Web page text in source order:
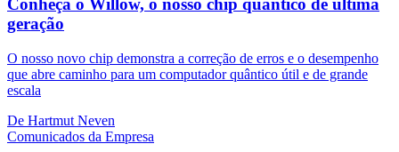
Conheça o Willow, o nosso chip quântico de última
geração
O nosso novo chip demonstra a correção de erros e o desempenho
que abre caminho para um computador quântico útil e de grande
escala
De Hartmut Neven
Comunicados da Empresa